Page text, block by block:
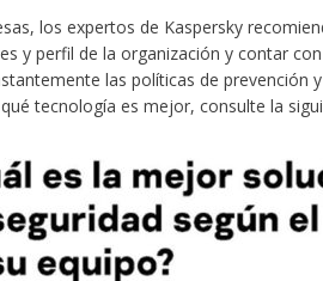
los expertos de Kaspersky
y perfil de la organización y contar
las políticas de prevención
tecnología es mejor, consulte la